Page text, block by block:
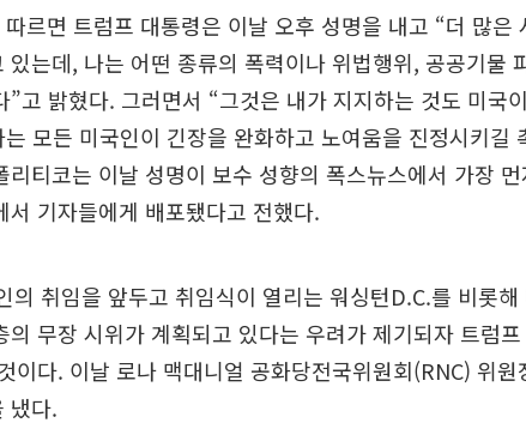
르면 트럼프 대통령은 이날 오후 성명을 내고 “더 많은
있는데, 나는 어떤 종류의 폭력이나 위법행위, 공공기물
”고 밝혔다. 그러면서 “그것은 내가 지지하는 것도 미국
모든 미국인이 긴장을 완화하고 노여움을 진정시키길
리티코는 이날 성명이 보수 성향의 폭스뉴스에서 가장
서 기자들에게 배포됐다고 전했다.
의 취임을 앞두고 취임식이 열리는 워싱턴D.C.를 비롯해
의 무장 시위가 계획되고 있다는 우려가 제기되자 트럼
이다. 이날 로나 맥대니얼 공화당전국위원회(RNC) 위원
냈다.